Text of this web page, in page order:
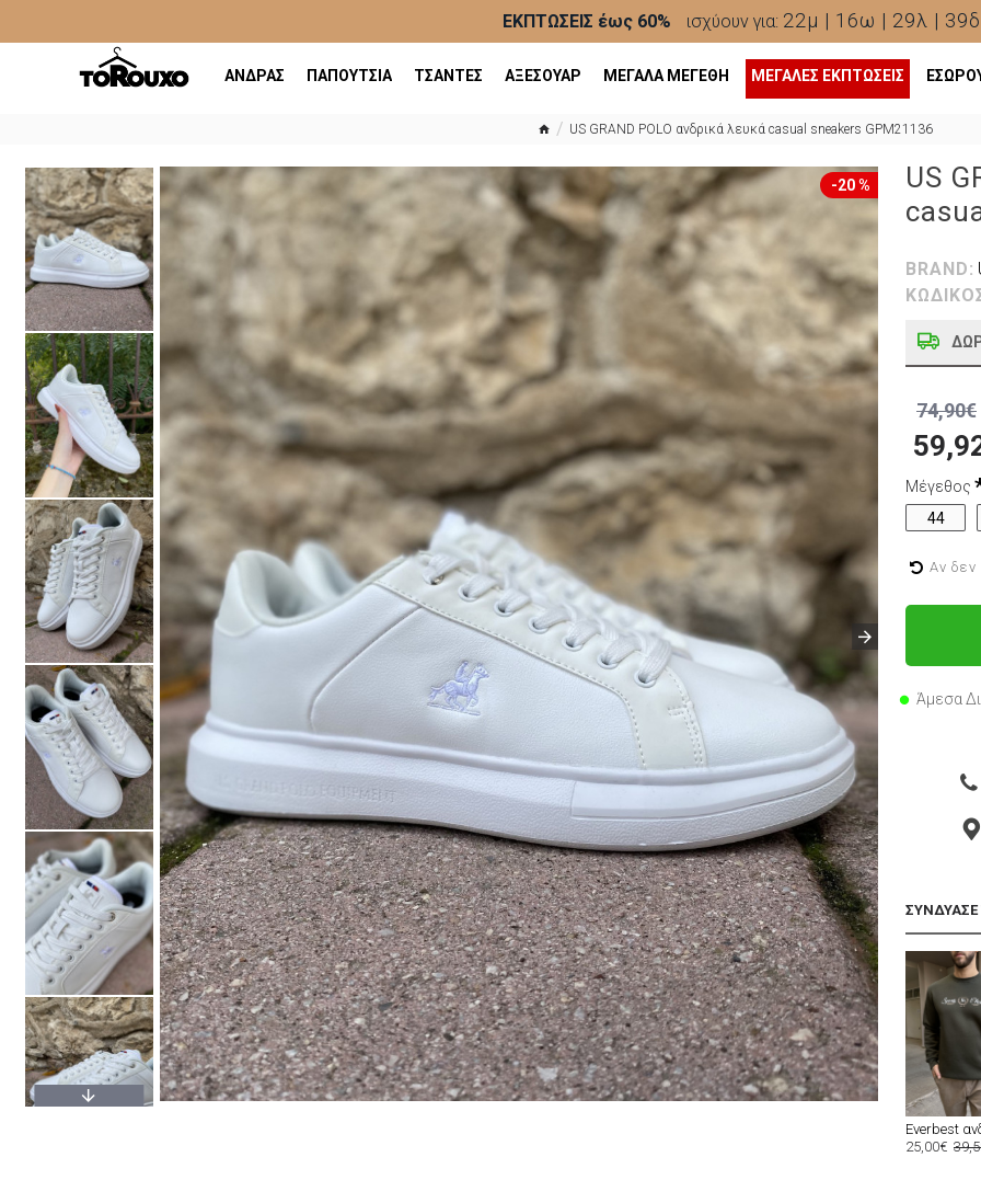
ΕΚΠΤΩΣΕΙΣ έως 60% ισχύουν για: 22μ | 16ω | 29λ | 38δ
ΑΝΔΡΑΣ ΠΑΠΟΥΤΣΙΑ ΤΣΑΝΤΕΣ ΑΞΕΣΟΥΑΡ ΜΕΓΑΛΑ ΜΕΓΕΘΗ ΜΕΓΆΛΕΣ ΕΚΠΤΏΣΕΙΣ
US GRAND POLO ανδρικά λευκά casual sneakers GPM21136
-20 %
US
BRAND:
74,90€
Μέγεθος
44
Αν δεν
Άμεσα
ΣΥΝΔΥΑΣΕ
25,00€